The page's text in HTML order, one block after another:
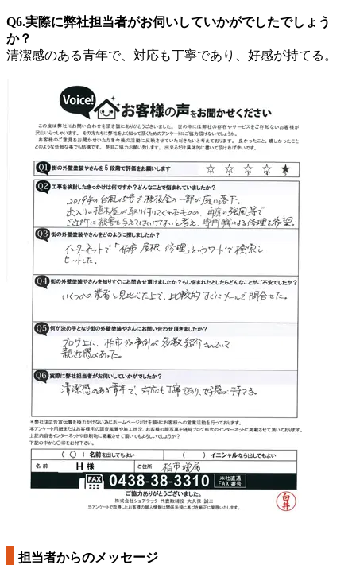
Q6.実際に弊社担当者がお伺いしていかがでしたでしょう
か？
清潔感のある青年で、対応も丁寧であり、好感が持てる。
担当者からのメッセージ